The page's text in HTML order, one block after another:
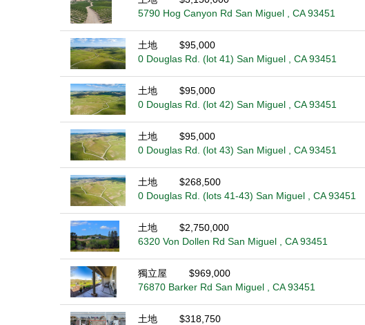
5790 Hog Canyon Rd San Miguel , CA 93451
土地
$95,000
0 Douglas Rd. (lot 41) San Miguel , CA 93451
土地
$95,000
0 Douglas Rd. (lot 42) San Miguel , CA 93451
土地
$95,000
0 Douglas Rd. (lot 43) San Miguel , CA 93451
土地
$268,500
0 Douglas Rd. (lots 41-43) San Miguel , CA 93451
土地
$2,750,000
6320 Von Dollen Rd San Miguel , CA 93451
獨立屋
$969,000
76870 Barker Rd San Miguel , CA 93451
土地
$318,750